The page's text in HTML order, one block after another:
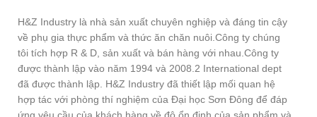
H&Z Industry là nhà sản xuất chuyên nghiệp và đáng tin cậy
về phụ gia thực phẩm và thức ăn chăn nuôi.Công ty chúng
tôi tích hợp R & D, sản xuất và bán hàng với nhau.Công ty
được thành lập vào năm 1994 và 2008.2 International dept
đã được thành lập. H&Z Industry đã thiết lập mối quan hệ
hợp tác với phòng thí nghiệm của Đại học Sơn Đông để đáp